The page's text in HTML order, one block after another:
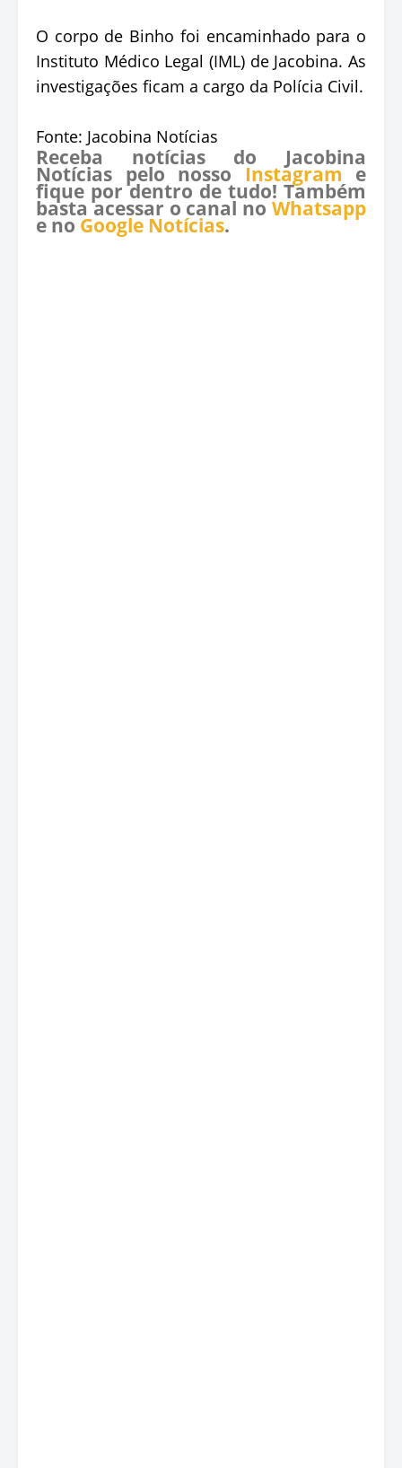
O corpo de Binho foi encaminhado para o
Instituto Médico Legal (IML) de Jacobina. As
investigações ficam a cargo da Polícia Civil.
Fonte: Jacobina Notícias
Receba notícias do Jacobina
Notícias pelo nosso Instagram e
fique por dentro de tudo! Também
basta acessar o canal no Whatsapp
e no Google Notícias.